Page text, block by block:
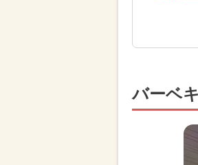
バーベ